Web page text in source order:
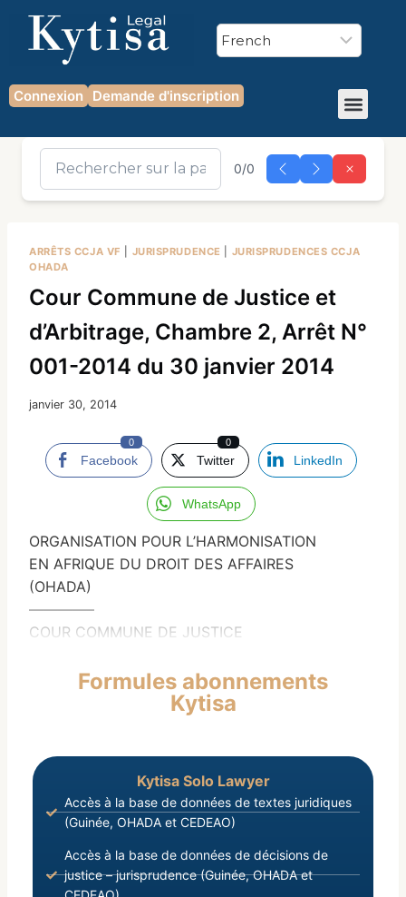
Connexion Demande d'inscription
0/0
ARRÊTS CCJA VF JURISPRUDENCE
JURISPRUDENCES CCJA
OHADA
Cour Commune de Justice et
d’Arbitrage, Chambre 2, Arrêt N°
001-2014 du 30 janvier 2014
janvier 30, 2014
Facebook
0
Twitter
0
LinkedIn
WhatsApp
ORGANISATION POUR L’HARMONISATION
EN AFRIQUE DU DROIT DES AFFAIRES
(OHADA)
————–
COUR COMMUNE DE JUSTICE
Formules abonnements
Kytisa
Kytisa Solo Lawyer
Accès à la base de données de textes juridiques
(Guinée, OHADA et CEDEAO)
Accès à la base de données de décisions de
justice – jurisprudence (Guinée, OHADA et